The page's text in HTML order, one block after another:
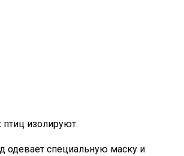
изолируют.
одевает специальную маску и